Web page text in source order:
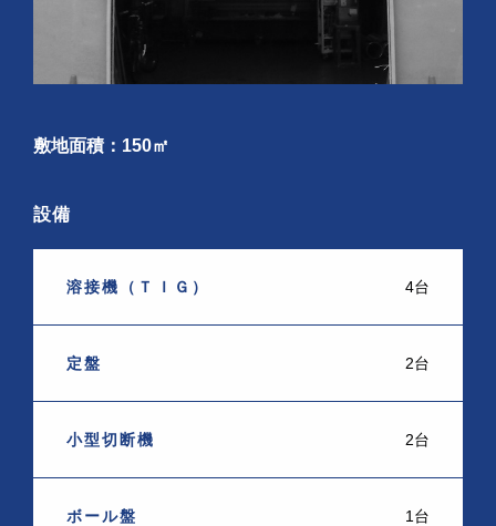
敷地面積：150㎡
設備
溶接機（ＴＩＧ） 4台
定盤 2台
小型切断機 2台
ボール盤 1台